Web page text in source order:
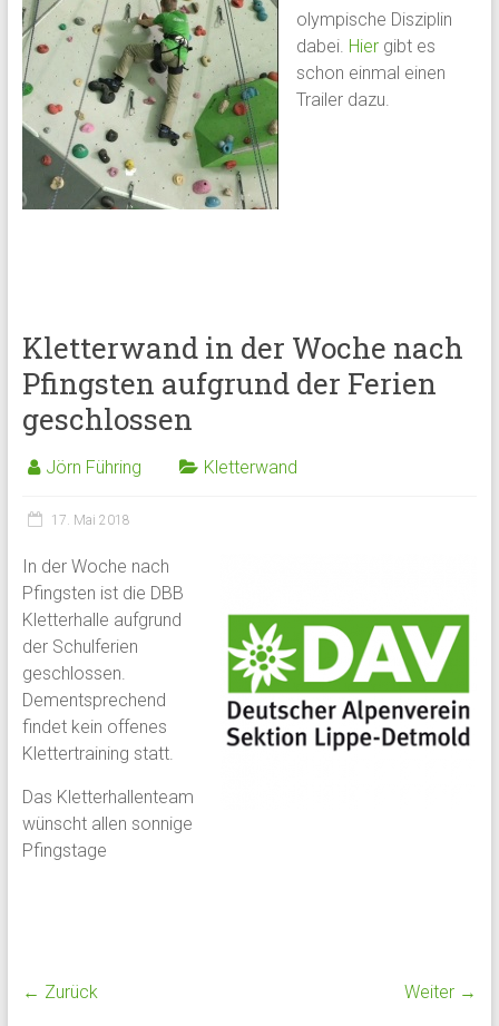
olympische Disziplin
dabei. Hier gibt es
schon einmal einen
Trailer dazu.
Kletterwand in der Woche nach
Pfingsten aufgrund der Ferien
geschlossen
Jörn Führing Kletterwand
17. Mai 2018
In der Woche nach
Pfingsten ist die DBB
Kletterhalle aufgrund
der Schulferien
geschlossen.
Dementsprechend
findet kein offenes
Klettertraining statt.
Das Kletterhallenteam
wünscht allen sonnige
Pfingstage
← Zurück Weiter →